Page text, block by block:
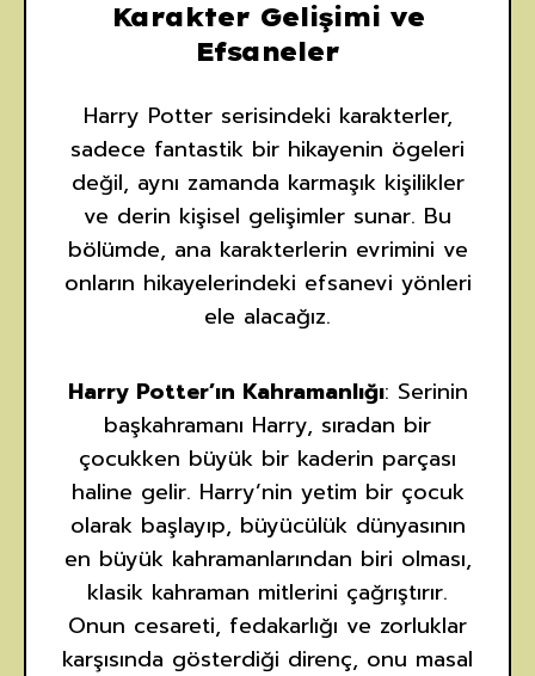
Karakter Gelişimi ve
Efsaneler
Harry Potter serisindeki karakterler,
sadece fantastik bir hikayenin ögeleri
değil, aynı zamanda karmaşık kişilikler
ve derin kişisel gelişimler sunar. Bu
bölümde, ana karakterlerin evrimini ve
onların hikayelerindeki efsanevi yönleri
ele alacağız.
Harry Potter’ın Kahramanlığı: Serinin
başkahramanı Harry, sıradan bir
çocukken büyük bir kaderin parçası
haline gelir. Harry’nin yetim bir çocuk
olarak başlayıp, büyücülük dünyasının
en büyük kahramanlarından biri olması,
klasik kahraman mitlerini çağrıştırır.
Onun cesareti, fedakarlığı ve zorluklar
karşısında gösterdiği direnç, onu masal